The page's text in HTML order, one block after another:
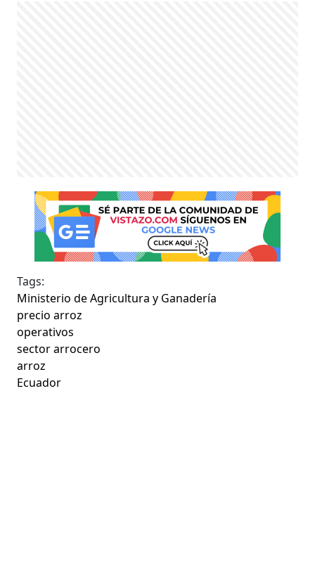
Tags:
Ministerio de Agricultura y Ganadería
precio arroz
operativos
sector arrocero
arroz
Ecuador